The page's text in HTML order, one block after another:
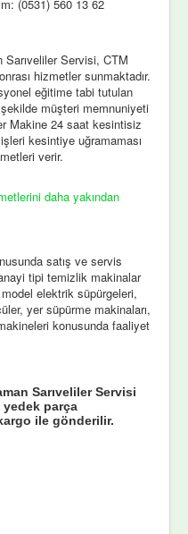
(0531) 560 13 62
Sarıveliler Servisi, CTM
hizmetler sunmaktadır.
eğitime tabi tutulan
müşteri memnuniyeti
Makine 24 saat kesintisiz
kesintiye uğramaması
verir.
daha yakından
satış ve servis
tipi temizlik makinalar
elektrik süpürgeleri,
yer süpürme makinaları,
konusunda faaliyet
Sarıveliler Servisi
yedek parça
ile gönderilir.